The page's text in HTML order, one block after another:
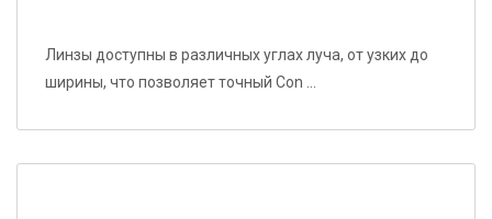
энергосберегающая модель с
высокой отражательной
Линзы доступны в различных углах луча, от узких до
ширины, что позволяет точный Con ...